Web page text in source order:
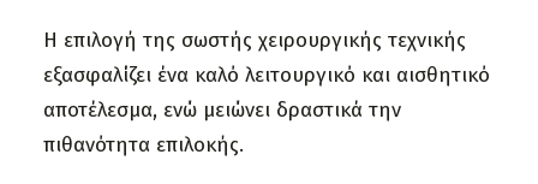
Η επιλογή της σωστής χειρουργικής τεχνικής
εξασφαλίζει ένα καλό λειτουργικό και αισθητικό
αποτέλεσμα, ενώ μειώνει δραστικά την
πιθανότητα επιλοκής.